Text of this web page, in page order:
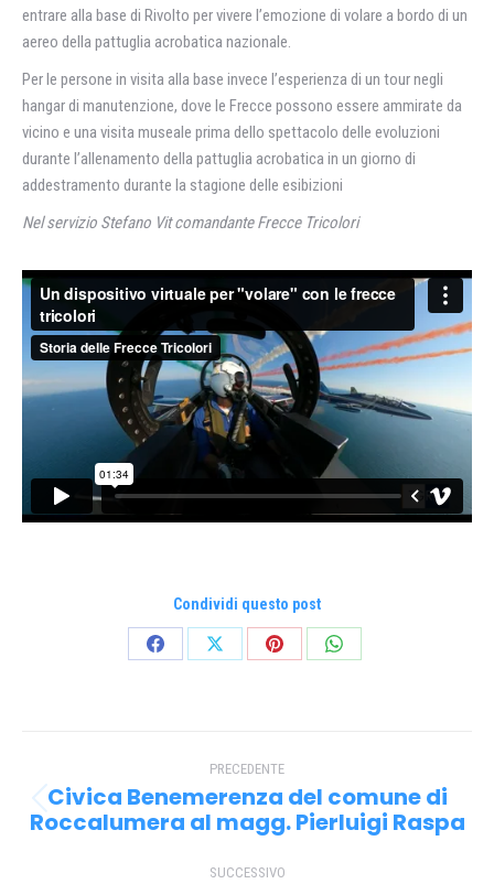
entrare alla base di Rivolto per vivere l’emozione di volare a bordo di un
aereo della pattuglia acrobatica nazionale.
Per le persone in visita alla base invece l’esperienza di un tour negli
hangar di manutenzione, dove le Frecce possono essere ammirate da
vicino e una visita museale prima dello spettacolo delle evoluzioni
durante l’allenamento della pattuglia acrobatica in un giorno di
addestramento durante la stagione delle esibizioni
Nel servizio Stefano Vit comandante Frecce Tricolori
Condividi questo post
CondividiCondividiCondividiCondividi
tra
i
PRECEDENTE
Post
precedente:
Civica Benemerenza del comune di
Roccalumera al magg. Pierluigi Raspa
SUCCESSIVO